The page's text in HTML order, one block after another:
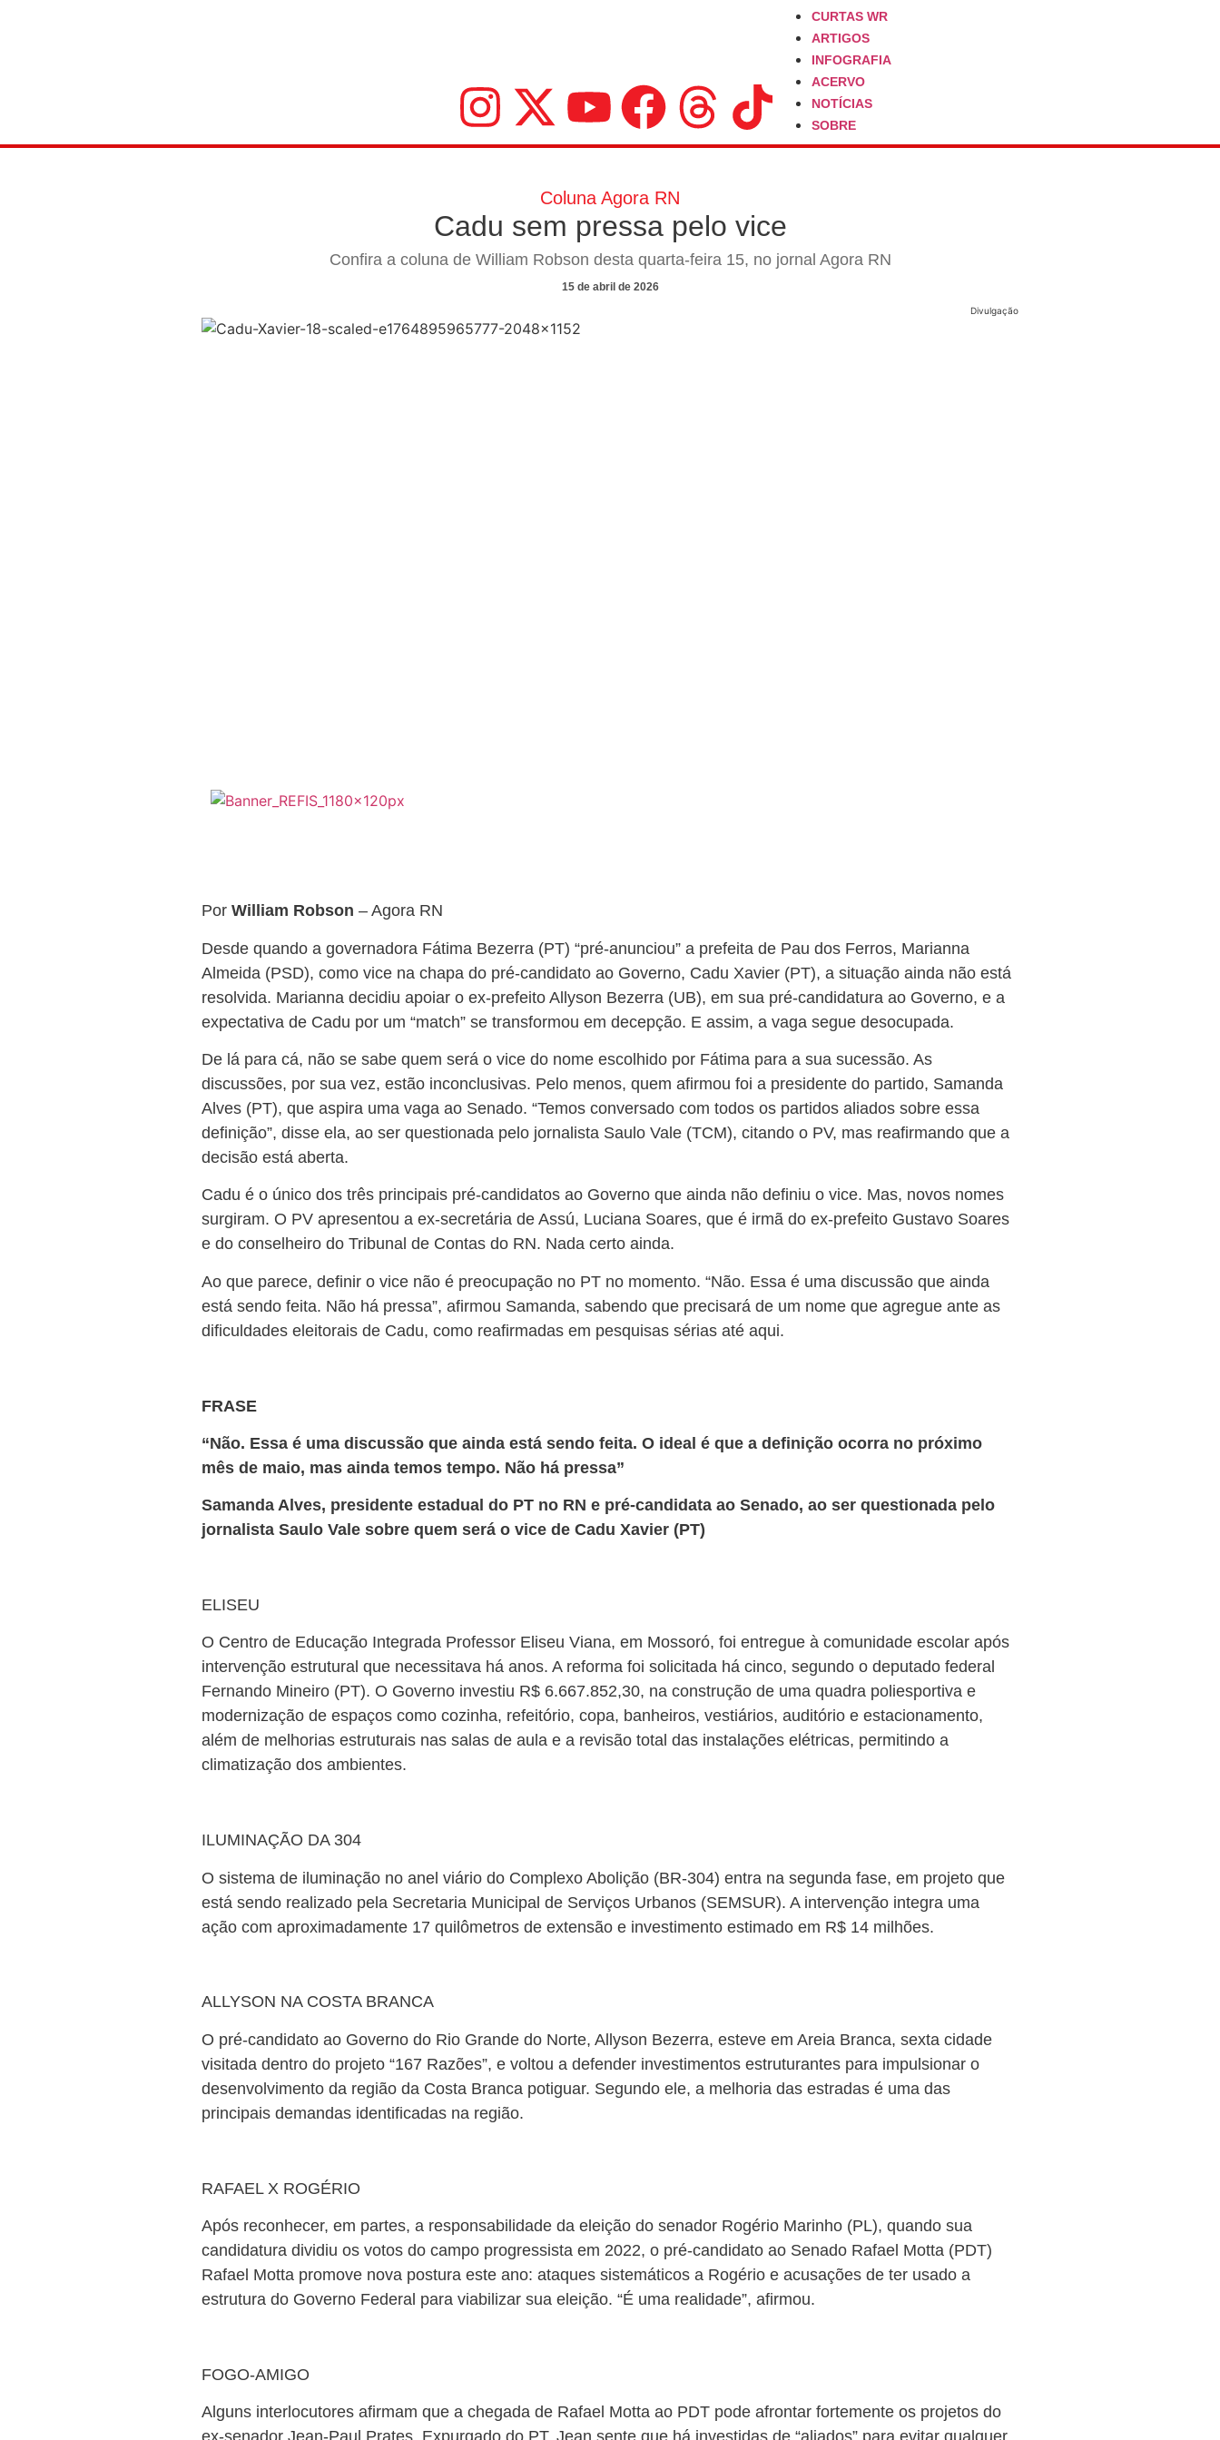
CURTAS WR
ARTIGOS
INFOGRAFIA
ACERVO
NOTÍCIAS
SOBRE
Coluna Agora RN
Cadu sem pressa pelo vice
Confira a coluna de William Robson desta quarta-feira 15, no jornal Agora RN
15 de abril de 2026
Divulgação
Por William Robson – Agora RN
Desde quando a governadora Fátima Bezerra (PT) “pré-anunciou” a prefeita de Pau dos Ferros, Marianna
Almeida (PSD), como vice na chapa do pré-candidato ao Governo, Cadu Xavier (PT), a situação ainda não está
resolvida. Marianna decidiu apoiar o ex-prefeito Allyson Bezerra (UB), em sua pré-candidatura ao Governo, e a
expectativa de Cadu por um “match” se transformou em decepção. E assim, a vaga segue desocupada.
De lá para cá, não se sabe quem será o vice do nome escolhido por Fátima para a sua sucessão. As
discussões, por sua vez, estão inconclusivas. Pelo menos, quem afirmou foi a presidente do partido, Samanda
Alves (PT), que aspira uma vaga ao Senado. “Temos conversado com todos os partidos aliados sobre essa
definição”, disse ela, ao ser questionada pelo jornalista Saulo Vale (TCM), citando o PV, mas reafirmando que a
decisão está aberta.
Cadu é o único dos três principais pré-candidatos ao Governo que ainda não definiu o vice. Mas, novos nomes
surgiram. O PV apresentou a ex-secretária de Assú, Luciana Soares, que é irmã do ex-prefeito Gustavo Soares
e do conselheiro do Tribunal de Contas do RN. Nada certo ainda.
Ao que parece, definir o vice não é preocupação no PT no momento. “Não. Essa é uma discussão que ainda
está sendo feita. Não há pressa”, afirmou Samanda, sabendo que precisará de um nome que agregue ante as
dificuldades eleitorais de Cadu, como reafirmadas em pesquisas sérias até aqui.
FRASE
“Não. Essa é uma discussão que ainda está sendo feita. O ideal é que a definição ocorra no próximo
mês de maio, mas ainda temos tempo. Não há pressa”
Samanda Alves, presidente estadual do PT no RN e pré-candidata ao Senado, ao ser questionada pelo
jornalista Saulo Vale sobre quem será o vice de Cadu Xavier (PT)
ELISEU
O Centro de Educação Integrada Professor Eliseu Viana, em Mossoró, foi entregue à comunidade escolar após
intervenção estrutural que necessitava há anos. A reforma foi solicitada há cinco, segundo o deputado federal
Fernando Mineiro (PT). O Governo investiu R$ 6.667.852,30, na construção de uma quadra poliesportiva e
modernização de espaços como cozinha, refeitório, copa, banheiros, vestiários, auditório e estacionamento,
além de melhorias estruturais nas salas de aula e a revisão total das instalações elétricas, permitindo a
climatização dos ambientes.
ILUMINAÇÃO DA 304
O sistema de iluminação no anel viário do Complexo Abolição (BR-304) entra na segunda fase, em projeto que
está sendo realizado pela Secretaria Municipal de Serviços Urbanos (SEMSUR). A intervenção integra uma
ação com aproximadamente 17 quilômetros de extensão e investimento estimado em R$ 14 milhões.
ALLYSON NA COSTA BRANCA
O pré-candidato ao Governo do Rio Grande do Norte, Allyson Bezerra, esteve em Areia Branca, sexta cidade
visitada dentro do projeto “167 Razões”, e voltou a defender investimentos estruturantes para impulsionar o
desenvolvimento da região da Costa Branca potiguar. Segundo ele, a melhoria das estradas é uma das
principais demandas identificadas na região.
RAFAEL X ROGÉRIO
Após reconhecer, em partes, a responsabilidade da eleição do senador Rogério Marinho (PL), quando sua
candidatura dividiu os votos do campo progressista em 2022, o pré-candidato ao Senado Rafael Motta (PDT)
Rafael Motta promove nova postura este ano: ataques sistemáticos a Rogério e acusações de ter usado a
estrutura do Governo Federal para viabilizar sua eleição. “É uma realidade”, afirmou.
FOGO-AMIGO
Alguns interlocutores afirmam que a chegada de Rafael Motta ao PDT pode afrontar fortemente os projetos do